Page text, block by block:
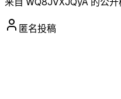
匿名投稿